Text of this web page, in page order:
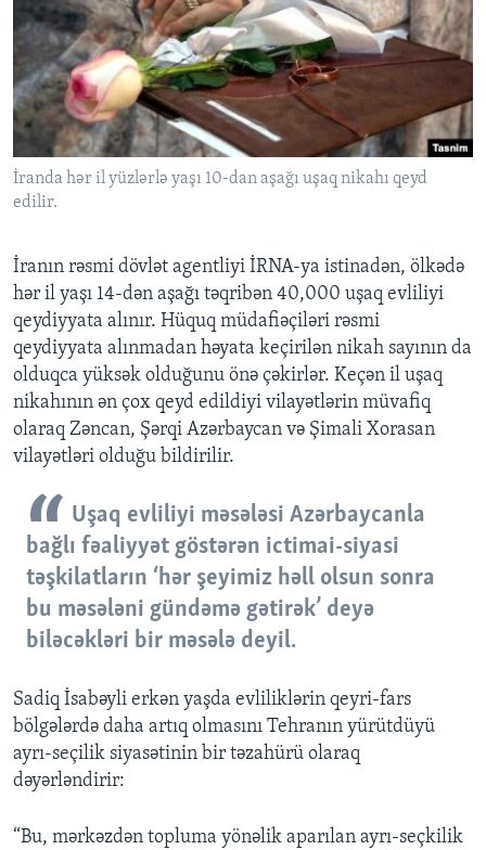
İranda hər il yüzlərlə yaşı 10-dan aşağı uşaq nikahı qeyd
edilir.
İranın rəsmi dövlət agentliyi İRNA-ya istinadən, ölkədə
hər il yaşı 14-dən aşağı təqribən 40,000 uşaq evliliyi
qeydiyyata alınır. Hüquq müdafiəçiləri rəsmi
qeydiyyata alınmadan həyata keçirilən nikah sayının da
olduqca yüksək olduğunu önə çəkirlər. Keçən il uşaq
nikahının ən çox qeyd edildiyi vilayətlərin müvafiq
olaraq Zəncan, Şərqi Azərbaycan və Şimali Xorasan
vilayətləri olduğu bildirilir.
Uşaq evliliyi məsələsi Azərbaycanla
bağlı fəaliyyət göstərən ictimai-siyasi
təşkilatların ‘hər şeyimiz həll olsun sonra
bu məsələni gündəmə gətirək’ deyə
biləcəkləri bir məsələ deyil.
Sadiq İsabəyli erkən yaşda evliliklərin qeyri-fars
bölgələrdə daha artıq olmasını Tehranın yürütdüyü
ayrı-seçilik siyasətinin bir təzahürü olaraq
dəyərləndirir:
“Bu, mərkəzdən topluma yönəlik aparılan ayrı-seçkilik